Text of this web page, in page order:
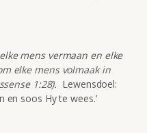
mens vermaan en elke
elke mens volmaak in
1:28). Lewensdoel:
en soos Hy te wees.’